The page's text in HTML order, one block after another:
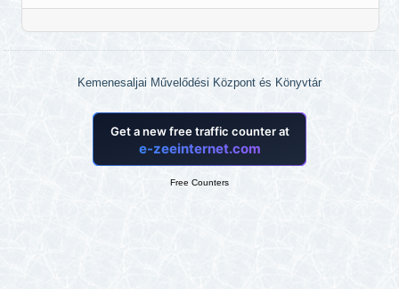
Kemenesaljai Művelődési Központ és Könyvtár
Free Counters